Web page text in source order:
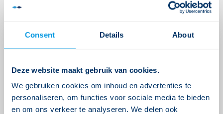
Consent Details About
Deze website maakt gebruik van cookies.
We gebruiken cookies om inhoud en advertenties te
personaliseren, om functies voor sociale media te bieden
en om ons verkeer te analyseren. We delen ook
Draag gerust bij!
Je moetingelogd zijn opom een reactie
te plaatsen.